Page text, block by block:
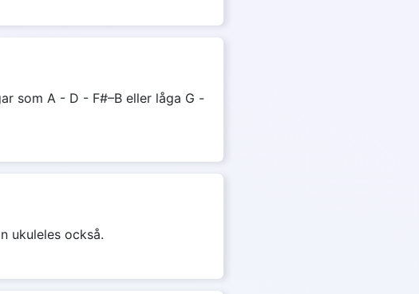
som A - D - F#–B eller låga G -
ukuleles också.